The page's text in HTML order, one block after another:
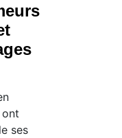
ont
ses